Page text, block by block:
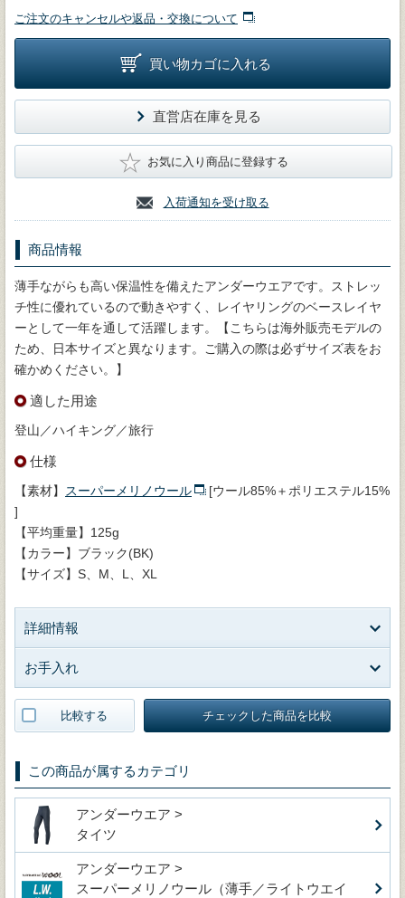
ご注文のキャンセルや返品・交換について
買い物カゴに入れる
直営店在庫を見る
★ お気に入り商品に登録する
入荷通知を受け取る
商品情報
薄手ながらも高い保温性を備えたアンダーウエアです。ストレッ
チ性に優れているので動きやすく、レイヤリングのベースレイヤ
ーとして一年を通して活躍します。【こちらは海外販売モデルの
ため、日本サイズと異なります。ご購入の際は必ずサイズ表をお
確かめください。】
適した用途
登山／ハイキング／旅行
仕様
【素材】 スーパーメリノウール
[ウール85%＋ポリエステル15%
]
【平均重量】125g
【カラー】ブラック(BK)
【サイズ】S、M、L、XL
詳細情報
お手入れ
比較する チェックした商品を比較
この商品が属するカテゴリ
アンダーウエア >
タイツ
アンダーウエア >
スーパーメリノウール（薄手／ライトウエイ